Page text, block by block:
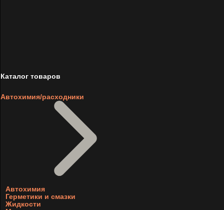
Каталог товаров
Автохимия/расходники
Автохимия
Герметики и смазки
Жидкости